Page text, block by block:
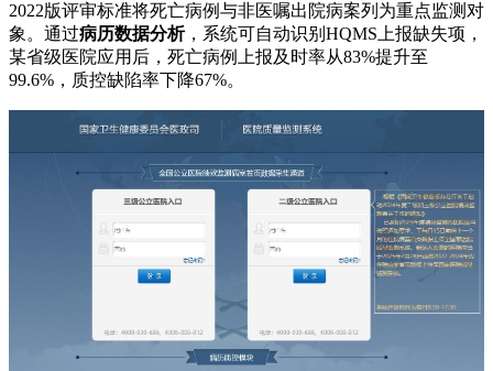
2022版评审标准将死亡病例与非医嘱出院病案列为重点监测对
象。通过病历数据分析，系统可自动识别HQMS上报缺失项，
某省级医院应用后，死亡病例上报及时率从83%提升至
99.6%，质控缺陷率下降67%。